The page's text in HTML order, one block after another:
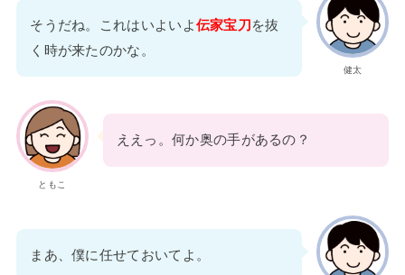
健太
そうだね。これはいよいよ伝家宝刀 を抜
く時が来たのかな。
ともこ
ええっ。何か奥の手があるの？
まあ、僕に任せておいてよ。